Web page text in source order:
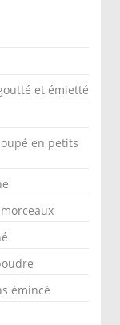
et émietté
en petits
émincé